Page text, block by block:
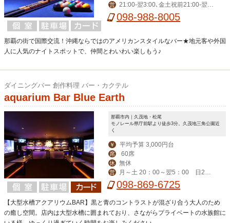
営
21:00-翌3:00､金土祝前21:00-翌5:
00 098-988-8005
那覇の街で国際交流！沖縄ならではのアメリカンスタイルなバー★地元客や外国
人に人気のナイトスポットで、仲間とわいわい楽しもう♪
ダイニングバー 創作料理 バー・カクテル
aquarium Bar Blue Earth
那覇市内｜久茂地・松尾
モノレール県庁前駅より徒歩3分。久茂地三角公園近
く
￥ 平均予算 3,000円台
席 60席
休 無休
営
月～土 20：00～翌5：00 日2
0：00～翌3：00
098-869-6725
【大型水槽アクアリウムBAR】黒と青のコントラストが混ざり合う大人のため
の癒し空間。店内は大型水槽に囲まれており、さながらプライベートの水族館に